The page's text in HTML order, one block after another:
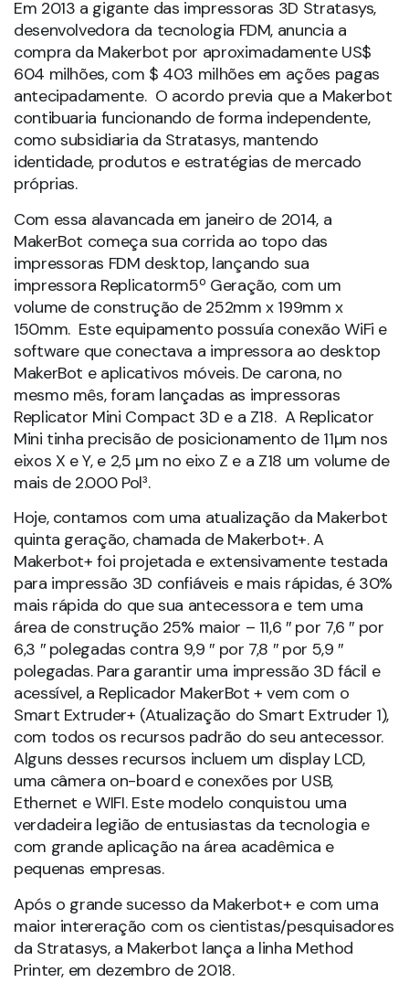
Em 2013 a gigante das impressoras 3D Stratasys,
desenvolvedora da tecnologia FDM, anuncia a
compra da Makerbot por aproximadamente US$
604 milhões, com $ 403 milhões em ações pagas
antecipadamente. O acordo previa que a Makerbot
contibuaria funcionando de forma independente,
como subsidiaria da Stratasys, mantendo
identidade, produtos e estratégias de mercado
próprias.
Com essa alavancada em janeiro de 2014, a
MakerBot começa sua corrida ao topo das
impressoras FDM desktop, lançando sua
impressora Replicatorm5º Geração, com um
volume de construção de 252mm x 199mm x
150mm. Este equipamento possuía conexão WiFi e
software que conectava a impressora ao desktop
MakerBot e aplicativos móveis. De carona, no
mesmo mês, foram lançadas as impressoras
Replicator Mini Compact 3D e a Z18. A Replicator
Mini tinha precisão de posicionamento de 11µm nos
eixos X e Y, e 2,5 µm no eixo Z e a Z18 um volume de
mais de 2.000 Pol³.
Hoje, contamos com uma atualização da Makerbot
quinta geração, chamada de Makerbot+. A
Makerbot+ foi projetada e extensivamente testada
para impressão 3D confiáveis e mais rápidas, é 30%
mais rápida do que sua antecessora e tem uma
área de construção 25% maior – 11,6 ″ por 7,6 ″ por
6,3 ″ polegadas contra 9,9 ″ por 7,8 ″ por 5,9 ″
polegadas. Para garantir uma impressão 3D fácil e
acessível, a Replicador MakerBot + vem com o
Smart Extruder+ (Atualização do Smart Extruder 1),
com todos os recursos padrão do seu antecessor.
Alguns desses recursos incluem um display LCD,
uma câmera on-board e conexões por USB,
Ethernet e WIFI. Este modelo conquistou uma
verdadeira legião de entusiastas da tecnologia e
com grande aplicação na área acadêmica e
pequenas empresas.
Após o grande sucesso da Makerbot+ e com uma
maior intereração com os cientistas/pesquisadores
da Stratasys, a Makerbot lança a linha Method
Printer, em dezembro de 2018.